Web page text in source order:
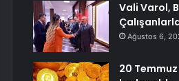
Vali Varol,
Ağustos 6,
20